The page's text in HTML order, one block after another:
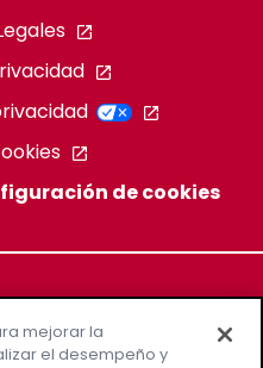
de cookies
mejorar la
el desempeño y